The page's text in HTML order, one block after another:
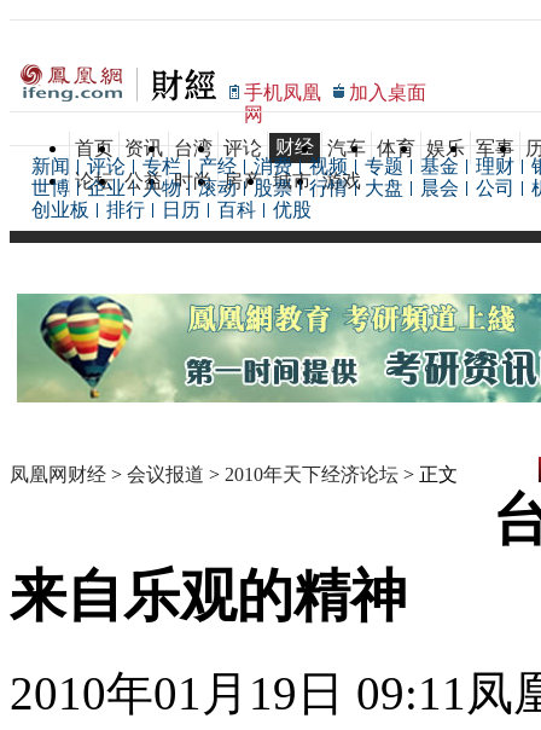
手机凤凰
网
加入桌面
首页 资讯 台湾 评论 财经 汽车 体育 娱乐 军事
论坛 公益 时尚 房产 城市 游戏
新闻 评论 专栏 产经 消费 视频 专题 基金 理财
世博
企业 人物 滚动 股票 行情 大盘 晨会 公司
创业板
排行 日历 百科 优股
凤凰网财经 > 会议报道 > 2010年天下经济论坛 > 正文
来自乐观的精神
2010年01月19日 09:11凤